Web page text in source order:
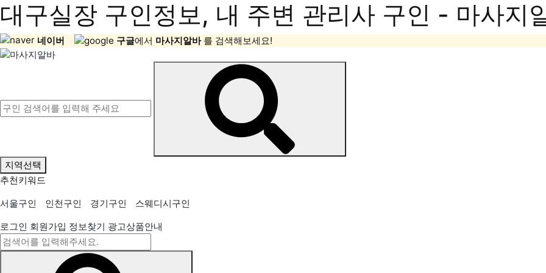
대구실장 구인정보, 내 주변 관리사 구인 - 마사지
네이버 구글에서 마사지알바 를 검색해보세요!
지역선택
추천키워드
서울구인
인천구인 경기구인
스웨디시구인
로그인 회원가입 정보찾기 광고상품안내